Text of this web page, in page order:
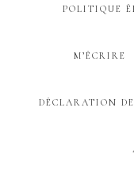
POLITIQUE
M’ÉCRIRE
DÉCLARATION